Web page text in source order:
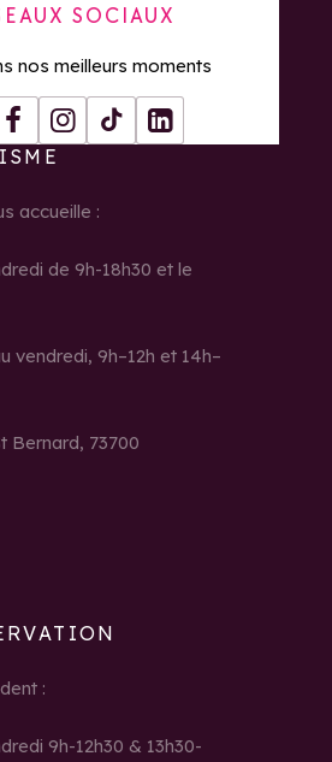
SOCIAUX
nos meilleurs moments
FacebookInstagram
Tiktok LinkedIn
accueille :
de 9h-18h30 et le
vendredi, 9h–12h et 14h–
Bernard, 73700
:
9h-12h30 & 13h30-